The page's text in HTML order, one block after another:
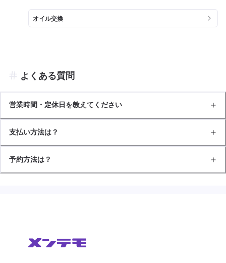
オイル交換
よくある質問
営業時間・定休日を教えてください
支払い方法は？
予約方法は？